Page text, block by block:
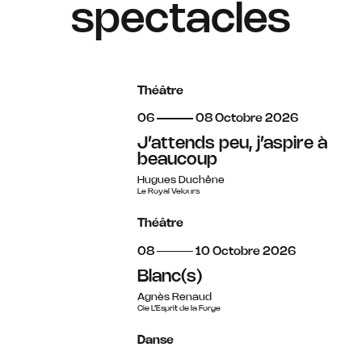
spectacles
Théâtre
du
06 au
08 octobre
Octobre 2026
J’attends peu, j’aspire à
beaucoup
Hugues Duchêne
Le Royal Velours
Théâtre
du
08 au
10 octobre
Octobre 2026
Blanc(s)
Agnès Renaud
Cie L’Esprit de la Forge
Danse